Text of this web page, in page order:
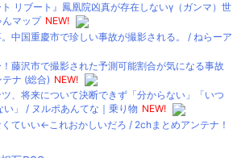
ト リブート』鳳凰院凶真が存在しないγ（ガンマ）世
マップ NEW!
。中国重慶市で珍しい事故が撮影される。 / ねらーア
！藤沢市で撮影された予測可能割合が気になる事故
ナ (総合) NEW!
、将来について決断できず「分からない」「いつ
い」 / ヌルポあんてな｜乗り物 NEW!
ていい←これおかしいだろ / 2chまとめアンテナ！